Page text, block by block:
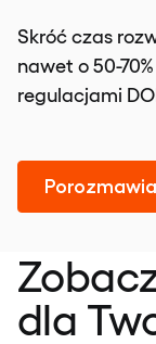
Skróć czas
nawet o 50-
regulacjami
dla